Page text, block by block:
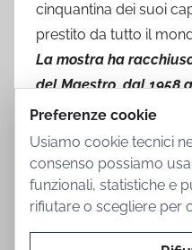
cinquantina dei suoi
prestito da tutto il
La mostra ha
del Maestro, dal 1958
Preferenze cookie
Usiamo cookie tecnici
consenso possiamo
funzionali, statistiche e
rifiutare o scegliere per